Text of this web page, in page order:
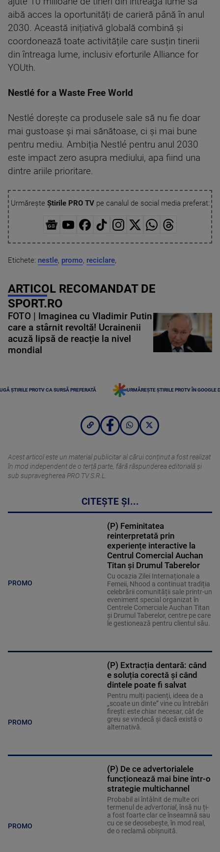
aibă acces la oportunități de carieră până în anul
2030. Această inițiativă globală combină și
coordonează toate activitățile care susțin tinerii
din întreaga lume, inclusiv eforturile Alliance for
YOUth.
Nestlé for a Waste Free World
Nestlé dorește ca produsele sale să nu fie doar
mai gustoase și mai sănătoase, ci și mai bune
pentru mediu. Ambiția Nestlé pentru anul 2030
este impact zero asupra mediului, apa fiind una
dintre ariile prioritare.
Urmărește Știrile PRO TVpe canalul de social media preferat:
Etichete: nestle, promo, reciclare,
ARTICOL RECOMANDAT DE
SPORT.RO
FOTO | Imaginea cu Vladimir Putin
care a stârnit revoltă! Ucrainenii
acuză lipsă de reacție la nivel
mondial
ȘTIRILE PROTV CA SURSĂ PREFERATĂ URMĂREȘTE ȘTIRILE PROTV ÎN GOOGLE
Acest articol este un material publicitar al cărui conținut a fost realizat
în mod independent de o terță parte, fără răspunderea editorială şi
sub supravegherea PRO TV S.R.L.
CITEȘTE ȘI...
PROMO
(P) Feminitatea
reinterpretată prin
experiențe interactive la
Centrul Comercial Auchan
Titan și Drumul Taberelor
Cu ocazia Zilei Internaționale a
Femeii, Nhood a continuat tradiția
celebrării comunității sale printr-un
eveniment special organizat în
Centrele Comerciale Auchan Titan
și Drumul Taberelor, centre pe care
le gestionează pentru clientul său.
PROMO
(P) Extracția dentară: când
e soluția corectă și când
dintele poate fi salvat
Pentru mulți pacienți, ideea de a
„scoate un dinte” vine cu întrebări
firești: este chiar necesar, cât de
greu se vindecă și dacă există o
alternativă.
PROMO
(P) De ce advertorialele
funcționează mai bine într-o
strategie multichannel
Probabil ai întâlnit de multe ori
termenul deadvertorial, însă nu ți-
a fost foarte clar ce înseamnă sau
cu ce se deosebește, în mod real,
de o reclamă obișnuită.